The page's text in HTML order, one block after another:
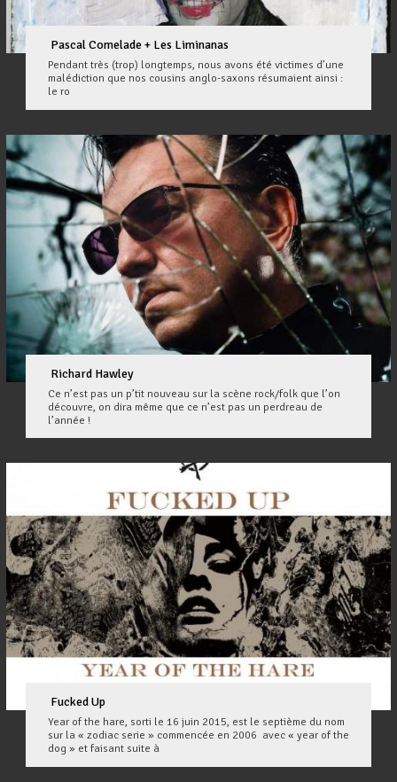
Pascal Comelade + Les Liminanas
Pendant très (trop) longtemps, nous avons été victimes d’une
malédiction que nos cousins anglo-saxons résumaient ainsi :
le ro
Richard Hawley
Ce n’est pas un p’tit nouveau sur la scène rock/folk que l’on
découvre, on dira même que ce n’est pas un perdreau de
l’année !
Fucked Up
Year of the hare, sorti le 16 juin 2015, est le septième du nom
sur la « zodiac serie » commencée en 2006 avec « year of the
dog » et faisant suite à